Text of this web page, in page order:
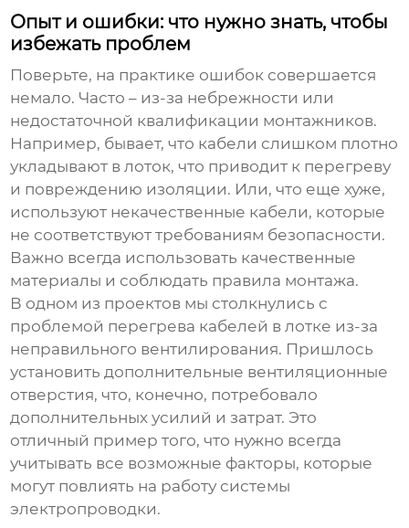
Опыт и ошибки: что нужно знать, чтобы
избежать проблем
Поверьте, на практике ошибок совершается
немало. Часто – из-за небрежности или
недостаточной квалификации монтажников.
Например, бывает, что кабели слишком плотно
укладывают в лоток, что приводит к перегреву
и повреждению изоляции. Или, что еще хуже,
используют некачественные кабели, которые
не соответствуют требованиям безопасности.
Важно всегда использовать качественные
материалы и соблюдать правила монтажа.
В одном из проектов мы столкнулись с
проблемой перегрева кабелей в лотке из-за
неправильного вентилирования. Пришлось
установить дополнительные вентиляционные
отверстия, что, конечно, потребовало
дополнительных усилий и затрат. Это
отличный пример того, что нужно всегда
учитывать все возможные факторы, которые
могут повлиять на работу системы
электропроводки.